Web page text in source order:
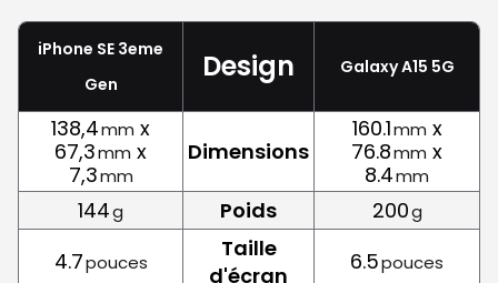
iPhone SE 3eme
Gen
Design Galaxy A15 5G
138,4mm x
67,3mm x
7,3mm
Dimensions
160.1mm x
76.8mm x
8.4mm
144g Poids 200g
4.7pouces
Taille
d'écran
6.5pouces